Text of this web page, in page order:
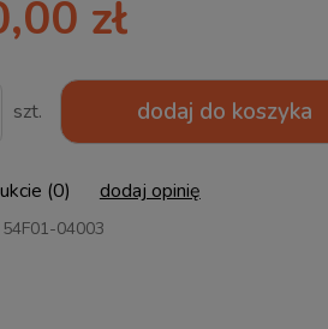
zł
szt. dodaj do koszyka
54F01-04003
(0) dodaj opinię